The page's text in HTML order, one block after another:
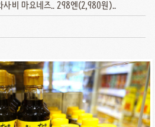
사비 마요네즈.. 298엔(2,980원)..